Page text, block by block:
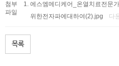
첨부
파일
에스엠메디케어_온열치료전문
위한전자파에대하여(2).jpg
다
목록